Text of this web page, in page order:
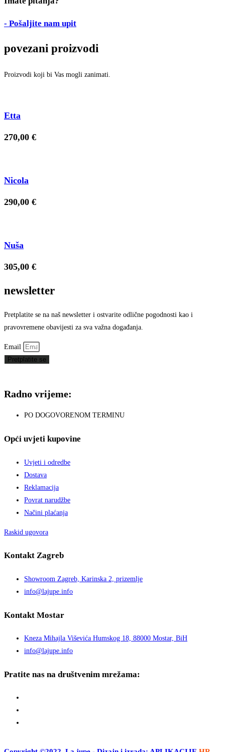
- Pošaljite nam upit
povezani proizvodi
Proizvodi koji bi Vas mogli zanimati.
Etta
270,00 €
Nicola
290,00 €
Nuša
305,00 €
newsletter
Pretplatite se na naš newsletter i ostvarite odlične pogodnosti kao i
pravovremene obavijesti za sva važna događanja.
Email
Pretplatite se
Radno vrijeme:
PO DOGOVORENOM TERMINU
Opći uvjeti kupovine
Uvjeti i odredbe
Dostava
Reklamacija
Povrat narudžbe
Načini plaćanja
Raskid ugovora
Kontakt Zagreb
Showroom Zagreb, Karinska 2, prizemlje
info@lajupe.info
Kontakt Mostar
Kneza Mihajla Viševića Humskog 18, 88000 Mostar, BiH
info@lajupe.info
Pratite nas na društvenim mrežama: